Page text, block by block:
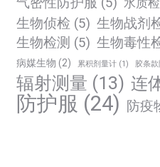
生物侦检 (5) 生物战剂
生物检测 (5) 生物毒性
病媒生物 (2) 累积剂量计 (1) 胶条
辐射测量 (13) 连
防护服 (24) 防疫